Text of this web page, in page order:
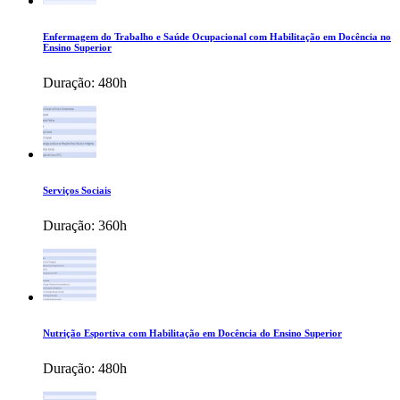
Enfermagem do Trabalho e Saúde Ocupacional com Habilitação em Docência no
Ensino Superior
Duração: 480h
Serviços Sociais
Duração: 360h
Nutrição Esportiva com Habilitação em Docência do Ensino Superior
Duração: 480h